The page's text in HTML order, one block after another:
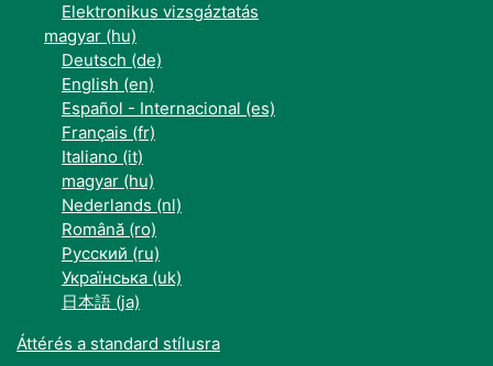
Elektronikus vizsgáztatás
magyar ‎(hu)‎
Deutsch ‎(de)‎
English ‎(en)‎
Español - Internacional ‎(es)‎
Français ‎(fr)‎
Italiano ‎(it)‎
magyar ‎(hu)‎
Nederlands ‎(nl)‎
Română ‎(ro)‎
Русский ‎(ru)‎
Українська ‎(uk)‎
日本語 ‎(ja)‎
Áttérés a standard stílusra